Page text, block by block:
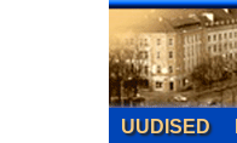
UUDISED